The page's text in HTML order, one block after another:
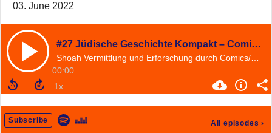
03. June 2022
#27 Jüdische Geschichte Kompakt – Comic & Graphic Novel als Zugang
00:00
Subscribe All episodes ›